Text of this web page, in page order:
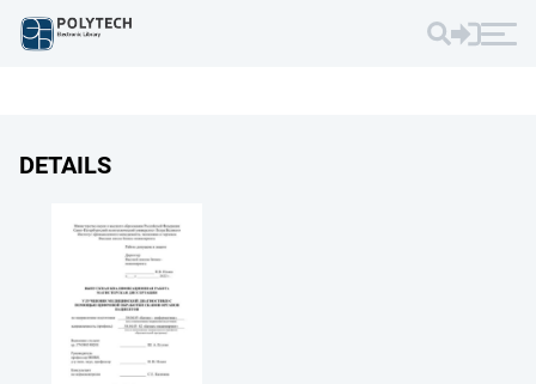
DETAILS